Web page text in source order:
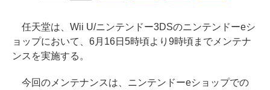
任天堂は、Wii U/ニンテンドー3DSのニンテンドーeシ
ョップにおいて、6月16日5時頃より9時頃までメンテナ
ンスを実施する。
今回のメンテナンスは、ニンテンドーeショップでの